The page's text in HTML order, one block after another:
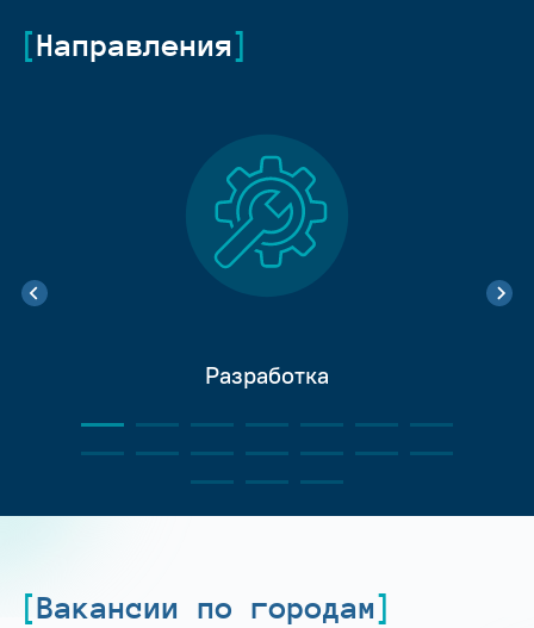
Направления
Разработка
Вакансии по городам